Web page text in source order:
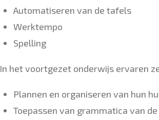
Automatiseren van de tafels
Werktempo
Spelling
In het voortgezet onderwijs ervaren
Plannen en organiseren van hun
Toepassen van grammatica van